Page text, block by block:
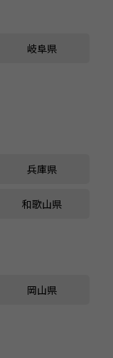
岐阜県
兵庫県
和歌山県
岡山県